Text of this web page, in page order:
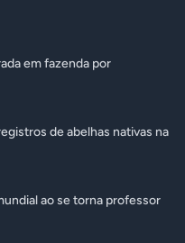
em fazenda por
de abelhas nativas na
ao se torna professor